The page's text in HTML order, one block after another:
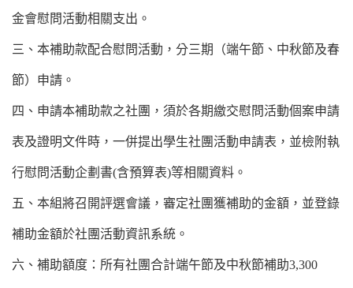
金會慰問活動相關支出。
三、本補助款配合慰問活動，分三期（端午節、中秋節及春
節）申請。
四、申請本補助款之社團，須於各期繳交慰問活動個案申請
表及證明文件時，一併提出學生社團活動申請表，並檢附執
行慰問活動企劃書(含預算表)等相關資料。
五、 本組將召開評選會議， 審定社團獲補助的金額，並登錄
補助金額於社團活動資訊系統。
六、補助額度：所有社團合計端午節及中秋節補助3,300